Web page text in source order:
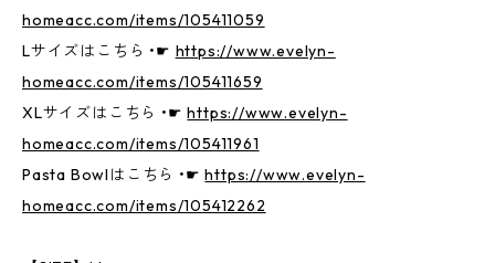
homeacc.com/items/105411059
Lサイズはこちら •☛ https://www.evelyn-
homeacc.com/items/105411659
XLサイズはこちら •☛https://www.evelyn-
homeacc.com/items/105411961
Pasta Bowlはこちら •☛https://www.evelyn-
homeacc.com/items/105412262